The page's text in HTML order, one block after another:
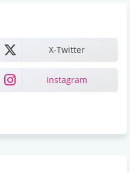
X-Twitter
Instagram